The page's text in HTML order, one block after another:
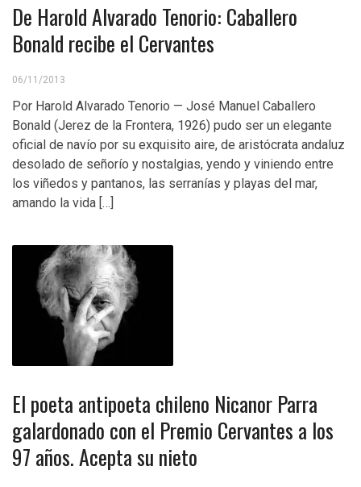
De Harold Alvarado Tenorio: Caballero
Bonald recibe el Cervantes
06/11/2013
Por Harold Alvarado Tenorio — José Manuel Caballero
Bonald (Jerez de la Frontera, 1926) pudo ser un elegante
oficial de navío por su exquisito aire, de aristócrata andaluz
desolado de señorío y nostalgias, yendo y viniendo entre
los viñedos y pantanos, las serranías y playas del mar,
amando la vida […]
El poeta antipoeta chileno Nicanor Parra
galardonado con el Premio Cervantes a los
97 años. Acepta su nieto